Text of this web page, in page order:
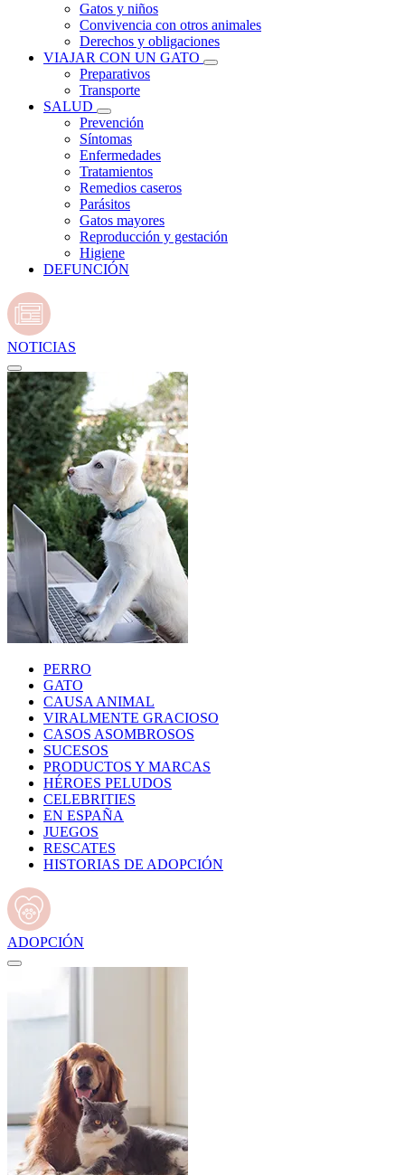
Gatos y niños
Convivencia con otros animales
Derechos y obligaciones
VIAJAR CON UN GATO
Preparativos
Transporte
SALUD
Prevención
Síntomas
Enfermedades
Tratamientos
Remedios caseros
Parásitos
Gatos mayores
Reproducción y gestación
Higiene
DEFUNCIÓN
NOTICIAS
PERRO
GATO
CAUSA ANIMAL
VIRALMENTE GRACIOSO
CASOS ASOMBROSOS
SUCESOS
PRODUCTOS Y MARCAS
HÉROES PELUDOS
CELEBRITIES
EN ESPAÑA
JUEGOS
RESCATES
HISTORIAS DE ADOPCIÓN
ADOPCIÓN